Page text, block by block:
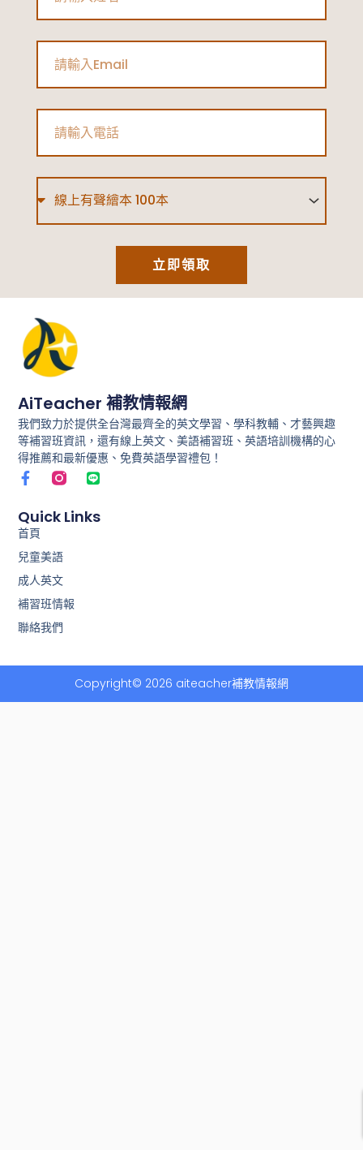
立即領取
AiTeacher 補教情報網
我們致力於提供全台灣最齊全的英文學習、學科教輔、才藝興趣
等補習班資訊，還有線上英文、美語補習班、英語培訓機構的心
得推薦和最新優惠、免費英語學習禮包！
F
a
e
b
o
o
k
-
f
L
i
e
Quick Links
首頁
兒童美語
成人英文
補習班情報
聯絡我們
Copyright© 2026 aiteacher補教情報網